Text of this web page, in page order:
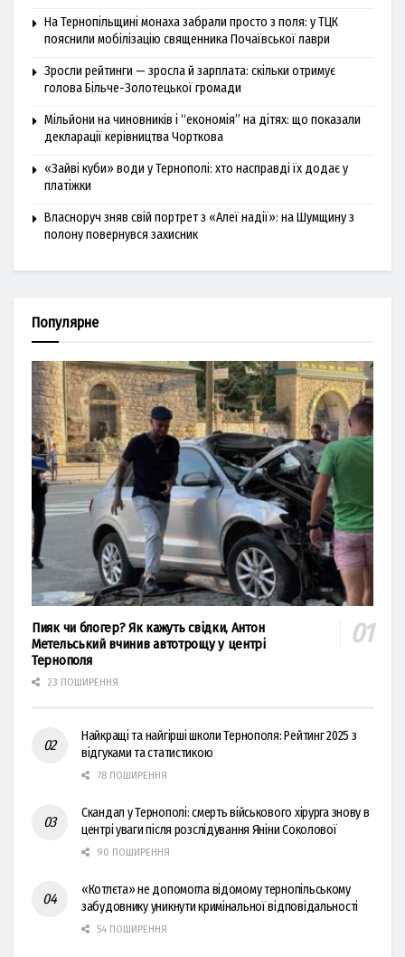
На Тернопільщині монаха забрали просто з поля: у ТЦК
пояснили мобілізацію священника Почаївської лаври
Зросли рейтинги — зросла й зарплата: скільки отримує
голова Більче-Золотецької громади
Мільйони на чиновників і “економія” на дітях: що показали
декларації керівництва Чорткова
«Зайві куби» води у Тернополі: хто насправді їх додає у
платіжки
Власноруч зняв свій портрет з «Алеї надії»: на Шумщину з
полону повернувся захисник
Популярне
Пияк чи блогер? Як кажуть свідки, Антон
Метельський вчинив автотрощу у центрі
Тернополя
23 ПОШИРЕННЯ
Найкращі та найгірші школи Тернополя: Рейтинг 2025 з
відгуками та статистикою
78 ПОШИРЕННЯ
Скандал у Тернополі: смерть військового хірурга знову в
центрі уваги після розслідування Яніни Соколової
90 ПОШИРЕННЯ
«Котлєта» не допомогла відомому тернопільському
забудовнику уникнути кримінальної відповідальності
54 ПОШИРЕННЯ